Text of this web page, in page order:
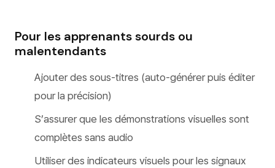
Pour les apprenants sourds ou
malentendants
Ajouter des sous-titres (auto-générer puis éditer
pour la précision)
S’assurer que les démonstrations visuelles sont
complètes sans audio
Utiliser des indicateurs visuels pour les signaux